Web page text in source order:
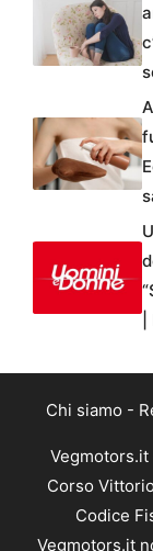
Chi siamo -
Vegmotors.it
Corso
Codice
Vegmotors.it